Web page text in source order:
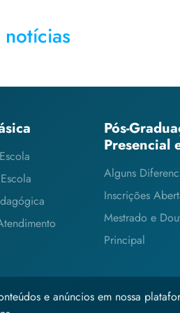
Pós-
Presencial
Alguns
Inscrições
Mestrado e
Principal
e anúncios em nossa